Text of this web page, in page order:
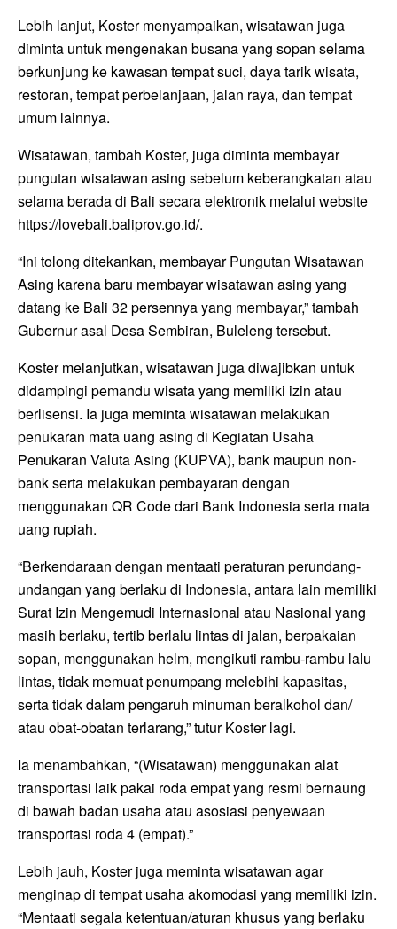
Lebih lanjut, Koster menyampaikan, wisatawan juga
diminta untuk mengenakan busana yang sopan selama
berkunjung ke kawasan tempat suci, daya tarik wisata,
restoran, tempat perbelanjaan, jalan raya, dan tempat
umum lainnya.
Wisatawan, tambah Koster, juga diminta membayar
pungutan wisatawan asing sebelum keberangkatan atau
selama berada di Bali secara elektronik melalui website
https://lovebali.baliprov.go.id/.
“Ini tolong ditekankan, membayar Pungutan Wisatawan
Asing karena baru membayar wisatawan asing yang
datang ke Bali 32 persennya yang membayar,” tambah
Gubernur asal Desa Sembiran, Buleleng tersebut.
Koster melanjutkan, wisatawan juga diwajibkan untuk
didampingi pemandu wisata yang memiliki izin atau
berlisensi. Ia juga meminta wisatawan melakukan
penukaran mata uang asing di Kegiatan Usaha
Penukaran Valuta Asing (KUPVA), bank maupun non-
bank serta melakukan pembayaran dengan
menggunakan QR Code dari Bank Indonesia serta mata
uang rupiah.
“Berkendaraan dengan mentaati peraturan perundang-
undangan yang berlaku di Indonesia, antara lain memiliki
Surat Izin Mengemudi Internasional atau Nasional yang
masih berlaku, tertib berlalu lintas di jalan, berpakaian
sopan, menggunakan helm, mengikuti rambu-rambu lalu
lintas, tidak memuat penumpang melebihi kapasitas,
serta tidak dalam pengaruh minuman beralkohol dan/
atau obat-obatan terlarang,” tutur Koster lagi.
Ia menambahkan, “(Wisatawan) menggunakan alat
transportasi laik pakai roda empat yang resmi bernaung
di bawah badan usaha atau asosiasi penyewaan
transportasi roda 4 (empat).”
Lebih jauh, Koster juga meminta wisatawan agar
menginap di tempat usaha akomodasi yang memiliki izin.
“Mentaati segala ketentuan/aturan khusus yang berlaku